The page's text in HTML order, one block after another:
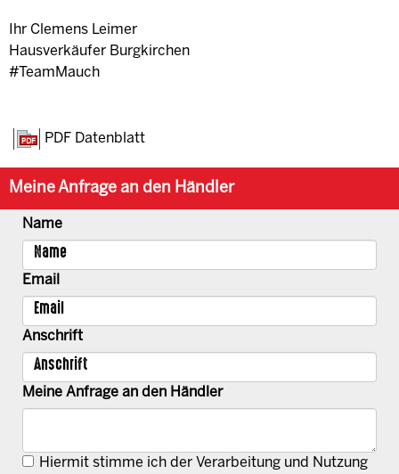
Ihr Clemens Leimer
Hausverkäufer Burgkirchen
#TeamMauch
PDF Datenblatt
Meine Anfrage an den Händler
Name
Email
Anschrift
Meine Anfrage an den Händler
Hiermit stimme ich der Verarbeitung und Nutzung